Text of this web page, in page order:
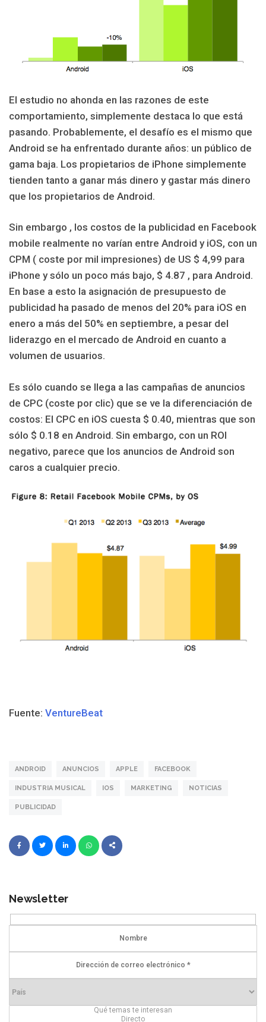
El estudio no ahonda en las razones de este
comportamiento, simplemente destaca lo que está
pasando. Probablemente, el desafío es el mismo que
Android se ha enfrentado durante años: un público de
gama baja. Los propietarios de iPhone simplemente
tienden tanto a ganar más dinero y gastar más dinero
que los propietarios de Android.
Sin embargo , los costos de la publicidad en Facebook
mobile realmente no varían entre Android y iOS, con un
CPM ( coste por mil impresiones) de US $ 4,99 para
iPhone y sólo un poco más bajo, $ 4.87 , para Android.
En base a esto la asignación de presupuesto de
publicidad ha pasado de menos del 20% para iOS en
enero a más del 50% en septiembre, a pesar del
liderazgo en el mercado de Android en cuanto a
volumen de usuarios.
Es sólo cuando se llega a las campañas de anuncios
de CPC (coste por clic) que se ve la diferenciación de
costos: El CPC en iOS cuesta $ 0.40, mientras que son
sólo $ 0.18 en Android. Sin embargo, con un ROI
negativo, parece que los anuncios de Android son
caros a cualquier precio.
Fuente: VentureBeat
ANDROID ANUNCIOS APPLE FACEBOOK
INDUSTRIA MUSICAL IOS MARKETING NOTICIAS
PUBLICIDAD
Newsletter